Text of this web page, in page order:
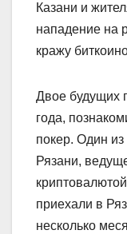
Казани и
нападение на
кражу
Двое будущих
года,
покер. Один из
Рязани,
приехали в
несколько